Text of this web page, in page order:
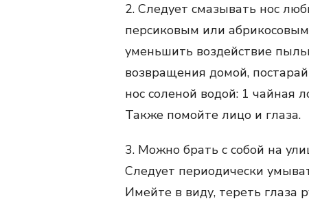
2. Следует смазывать нос
персиковым или
уменьшить воздействие
возвращения домой,
нос соленой водой: 1 чайная
Также помойте лицо и глаза.
3. Можно брать с собой на
Следует периодически
Имейте в виду, тереть глаза